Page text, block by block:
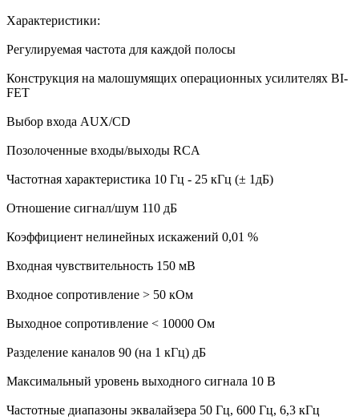
Характеристики:
Регулируемая частота для каждой полосы
Конструкция на малошумящих операционных усилителях BI-
FET
Выбор входа AUX/CD
Позолоченные входы/выходы RCA
Частотная характеристика 10 Гц - 25 кГц (± 1дБ)
Отношение сигнал/шум 110 дБ
Коэффициент нелинейных искажений 0,01 %
Входная чувствительность 150 мВ
Входное сопротивление > 50 кОм
Выходное сопротивление < 10000 Ом
Разделение каналов 90 (на 1 кГц) дБ
Максимальный уровень выходного сигнала 10 В
Частотные диапазоны эквалайзера 50 Гц, 600 Гц, 6,3 кГц